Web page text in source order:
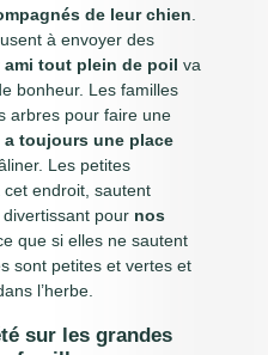
de leur chien
à envoyer des
ami tout plein de poil va
bonheur. Les familles
arbres pour faire une
a toujours une place
Les petites
endroit, sautent
pour nos
que si elles ne sautent
sont petites et vertes et
l’herbe.
sur les grandes